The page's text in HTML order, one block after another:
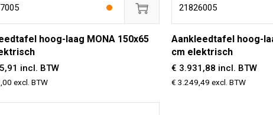
hoog-laag MONA 150x65
incl. BTW
excl. BTW
21826005
Aankleedtafel hoog-
cm elektrisch
€ 3.931,88 incl. BTW
€ 3.249,49 excl. BTW